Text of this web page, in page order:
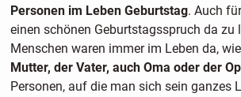
Personen im Leben Geburtstag. Auch
einen schönen Geburtstagsspruch da zu
Menschen waren immer im Leben da,
Mutter, der Vater, auch Oma oder der
Personen, auf die man sich sein ganzes